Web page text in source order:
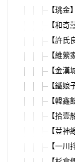
【珧
【和
【許
【維
【金
【鐵
【韓
【拾
【荳
【一